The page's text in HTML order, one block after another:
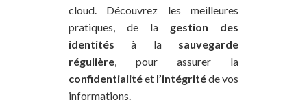
cloud. Découvrez les meilleures
pratiques, de la gestion des
identités à la sauvegarde
régulière, pour assurer la
confidentialitéet l’intégritéde vos
informations.